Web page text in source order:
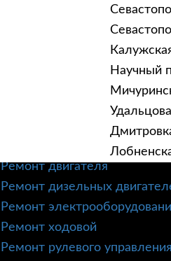
Научный
Техническое обслуживание
Ремонт трансмиссии
Ремонт двигателя
Ремонт дизельных
Ремонт
Ремонт ходовой
Ремонт рулевого управления